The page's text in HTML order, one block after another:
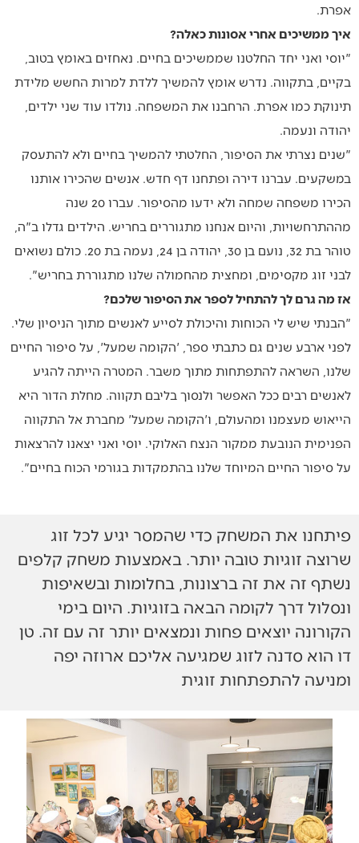
אפרת.
איך ממשיכים אחרי אסונות כאלה?
"יוסי ואני יחד החלטנו שממשיכים בחיים. נאחזים באומץ בטוב,
בקיים, בתקווה. נדרש אומץ להמשיך ללדת למרות החשש מלידת
תינוקת כמו אפרת. הרחבנו את המשפחה. נולדו עוד שני ילדים,
יהודה ונעמה.
"שנים נצרתי את הסיפור, החלטתי להמשיך בחיים ולא להתעסק
במשקעים. עברנו דירה ופתחנו דף חדש. אנשים שהכירו אותנו
הכירו משפחה שמחה ולא ידעו מהסיפור. עברו 20 שנה
מההתרחשויות, והיום אנחנו מתגוררים בחריש. הילדים גדלו ב"ה,
טוהר בת 32, נועם בן 30, יהודה בן 24, נעמה בת 20. כולם נשואים
לבני זוג מקסימים, ומחצית מהחמולה שלנו מתגוררת בחריש".
אז מה גרם לך להתחיל לספר את הסיפור שלכם?
"הבנתי שיש לי הכוחות והיכולת לסייע לאנשים מתוך הניסיון שלי.
לפני ארבע שנים גם כתבתי ספר, 'הקומה שמעל', על סיפור החיים
שלנו, השראה להתפתחות מתוך משבר. המטרה הייתה להגיע
לאנשים רבים ככל האפשר ולנסוך בליבם תקווה. מחלת הדור היא
הייאוש מעצמנו ומהעולם, ו'הקומה שמעל' מחברת אל התקווה
הפנימית הנובעת ממקור הנצח האלוקי. יוסי ואני יצאנו להרצאות
על סיפור החיים המיוחד שלנו בהתמקדות בגורמי הכוח בחיים".
פיתחנו את המשחק כדי שהמסר יגיע לכל זוג
שרוצה זוגיות טובה יותר. באמצעות משחק קלפים
נשתף זה את זה ברצונות, בחלומות ובשאיפות
ונסלול דרך לקומה הבאה בזוגיות. היום בימי
הקורונה יוצאים פחות ונמצאים יותר זה עם זה. טן
דו הוא סדנה לזוג שמגיעה אליכם ארוזה יפה
ומניעה להתפתחות זוגית